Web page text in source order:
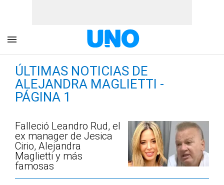
ÚLTIMAS NOTICIAS DE
ALEJANDRA MAGLIETTI -
PÁGINA 1
Falleció Leandro Rud, el
ex manager de Jesica
Cirio, Alejandra
Maglietti y más
famosas